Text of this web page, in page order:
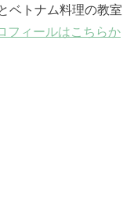
ベトナム料理の教室
フィールはこちらか